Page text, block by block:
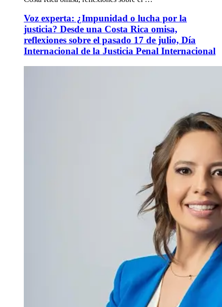
Voz experta: ¿Impunidad o lucha por la
justicia? Desde una Costa Rica omisa,
reflexiones sobre el pasado 17 de julio, Día
Internacional de la Justicia Penal Internacional